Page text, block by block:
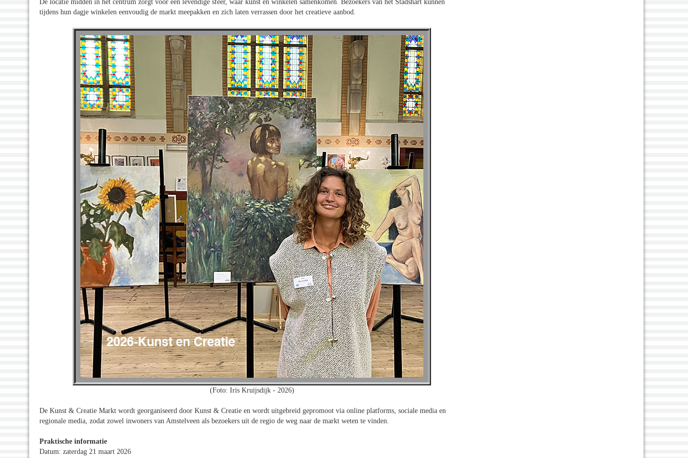
De locatie midden in het centrum zorgt voor een levendige sfeer, waar kunst en winkelen samenkomen. Bezoekers van het Stadshart kunnen
tijdens hun dagje winkelen eenvoudig de markt meepakken en zich laten verrassen door het creatieve aanbod.
(Foto: Iris Kruijsdijk - 2026)
De Kunst & Creatie Markt wordt georganiseerd door Kunst & Creatie en wordt uitgebreid gepromoot via online platforms, sociale media en
regionale media, zodat zowel inwoners van Amstelveen als bezoekers uit de regio de weg naar de markt weten te vinden.
Praktische informatie
Datum: zaterdag 21 maart 2026